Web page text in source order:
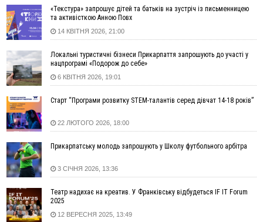
тисяч позивається до Франківська на понад 20 млн грн
08:52
У горах біля Осмолоди за допомогою БПЛА розшукали
двох жінок, які заблукали під час збирання ягід
05 Серпня
19:52
У Франківську вперше прооперували немовля без
відкритої операції
18:42
На лінії зіткнення загинув керівник пошукового загону
"Плацдарм" Олексій Юков
18:11
СБС за дві доби уразили 13 енергооб'єктів на окупованих
територіях
17:20
Українці подали рекордну кількість заяв до університетів.
Які спеціальності обирають
середньої по Україні ще далеко
16:14
Франківець, який стріляв біля АЗС, вийшов під заставу та
був повторно затриманий
«Текстура» запрошує дітей та батьків на зустріч із письменницею
та активісткою Анною Повх
14 КВІТНЯ 2026, 21:00
Локальні туристичні бізнеси Прикарпаття запрошують до участі у
нацпрограмі «Подорож до себе»
6 КВІТНЯ 2026, 19:01
Старт “Програми розвитку STEM-талантів серед дівчат 14-18 років”
22 ЛЮТОГО 2026, 18:00
Прикарпатську молодь запрошують у Школу футбольного арбітра
3 СІЧНЯ 2026, 13:36
Театр надихає на креатив. У Франківську відбудеться IF IT Forum
2025
12 ВЕРЕСНЯ 2025, 13:49